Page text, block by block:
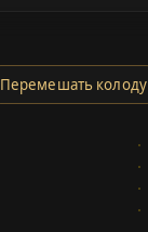
Перемешать колоду